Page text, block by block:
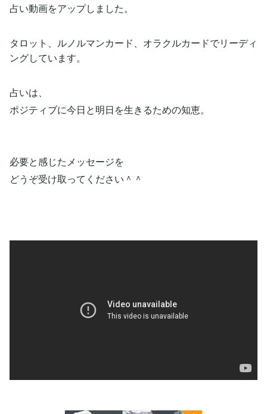
占い動画をアップしました。
タロット、ルノルマンカード、オラクルカードでリーディ
ングしています。
占いは、
ポジティブに今日と明日を生きるための知恵。
必要と感じたメッセージを
どうぞ受け取ってください＾＾